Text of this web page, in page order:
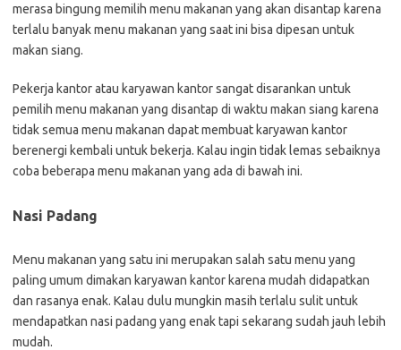
merasa bingung memilih menu makanan yang akan disantap karena
terlalu banyak menu makanan yang saat ini bisa dipesan untuk
makan siang.
Pekerja kantor atau karyawan kantor sangat disarankan untuk
pemilih menu makanan yang disantap di waktu makan siang karena
tidak semua menu makanan dapat membuat karyawan kantor
berenergi kembali untuk bekerja. Kalau ingin tidak lemas sebaiknya
coba beberapa menu makanan yang ada di bawah ini.
Nasi Padang
Menu makanan yang satu ini merupakan salah satu menu yang
paling umum dimakan karyawan kantor karena mudah didapatkan
dan rasanya enak. Kalau dulu mungkin masih terlalu sulit untuk
mendapatkan nasi padang yang enak tapi sekarang sudah jauh lebih
mudah.